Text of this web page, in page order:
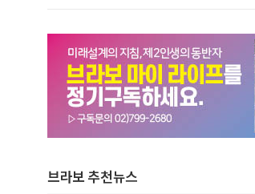
브라보 추천뉴스